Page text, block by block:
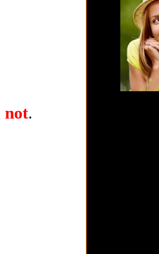
not.